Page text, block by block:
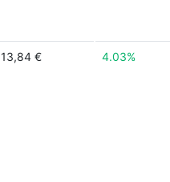
13,84 € 4.03%